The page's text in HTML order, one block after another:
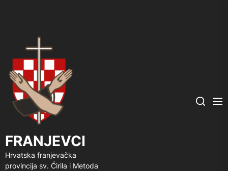
FRANJEVCI
Hrvatska franjevačka
provincija sv. Ćirila i Metoda
Search